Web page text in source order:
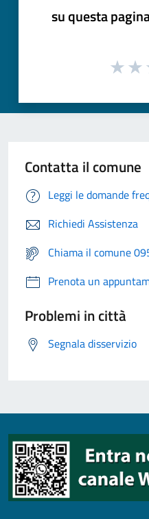
su questa
Contatta il comune
Leggi le domande
Richiedi Assistenza
Chiama il comune
Prenota un
Problemi in città
Segnala disservizio